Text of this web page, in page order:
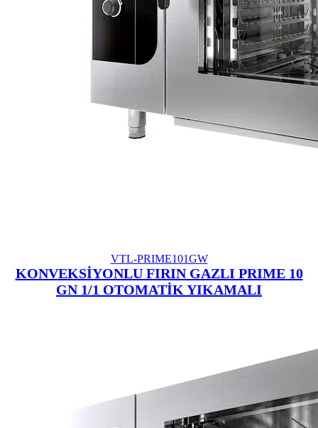
VTL-PRIME101GW
KONVEKSİYONLU FIRIN GAZLI PRIME 10
GN 1/1 OTOMATİK YIKAMALI